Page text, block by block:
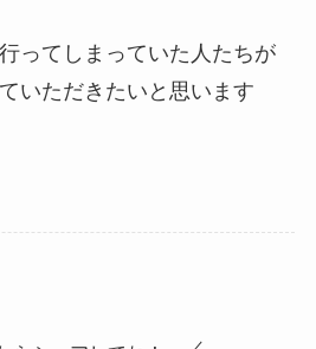
ってしまっていた人たちが
いただきたいと思います